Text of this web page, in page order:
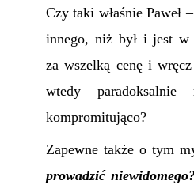
Czy taki właśnie
innego, niż był i jest w
za wszelką cenę i
wtedy – paradoksalnie –
kompromitująco?
Zapewne także o tym
prowadzić